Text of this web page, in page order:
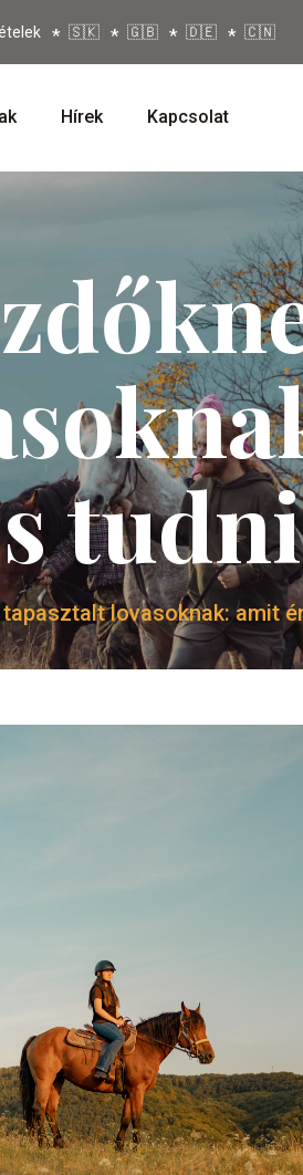
🇸🇰 🇬🇧 🇩🇪 🇨🇳
Hírek Kapcsolat
tudni
lovasoknak: amit